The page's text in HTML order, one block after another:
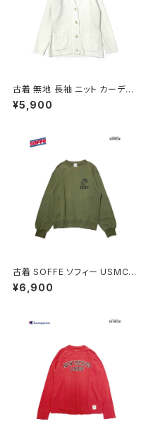
古着 無地 長袖 ニット カーディ
ガン 白 (ttu2508107)
¥5,900
古着 SOFFE ソフィー USMC
アメリカ製 ロゴ 長袖 スウェット
トレーナー 緑 カーキ (ttu2508
¥6,900